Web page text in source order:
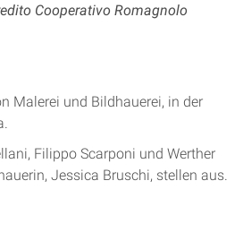
Cooperativo Romagnolo
Malerei und Bildhauerei, in der
Filippo Scarponi und Werther
Jessica Bruschi, stellen aus.